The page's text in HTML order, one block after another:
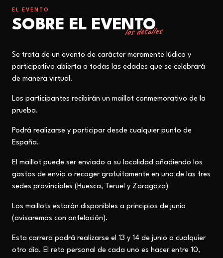
EL EVENTO
SOBRE EL EVENTO
los detalles
Se trata de un evento de carácter meramente lúdico y
participativo abierta a todas las edades que se celebrará
de manera virtual.
Los participantes recibirán un maillot conmemorativo de la
prueba.
Podrá realizarse y participar desde cualquier punto de
España.
El maillot puede ser enviado a su localidad añadiendo los
gastos de envío o recoger gratuitamente en una de las tres
sedes provinciales (Huesca, Teruel y Zaragoza)
Los maillots estarán disponibles a principios de junio
(avisaremos con antelación).
Esta carrera podrá realizarse el 13 y 14 de junio o cualquier
otro día. El reto personal de cada uno es hacer entre 10,